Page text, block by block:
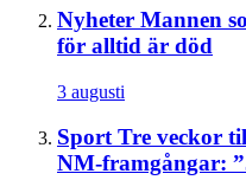
Nyheter Mannen
för alltid är död
3 augusti
SportTre veckor
NM-framgångar: